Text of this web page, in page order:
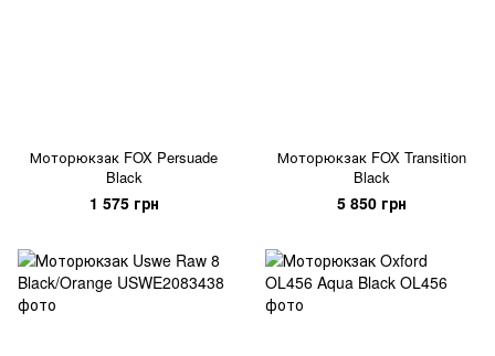
Моторюкзак FOX Persuade
Black
1 575 грн
Моторюкзак FOX Transition
Black
5 850 грн